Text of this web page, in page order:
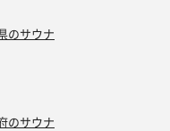
のサウナ
のサウナ